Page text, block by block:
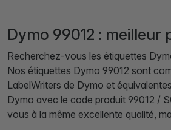
Dymo 99012 : meilleur
Recherchez-vous les étiquettes
Nos étiquettes Dymo 99012 sont
LabelWriters de Dymo et
Dymo avec le code produit 99012 /
vous à la même excellente qualité,